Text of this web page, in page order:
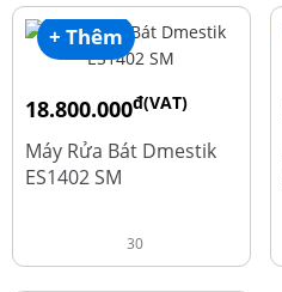
+ Thêm
18.800.000đ(VAT)
23.500.000
Máy Rửa Bát Dmestik
ES1402 SM
30